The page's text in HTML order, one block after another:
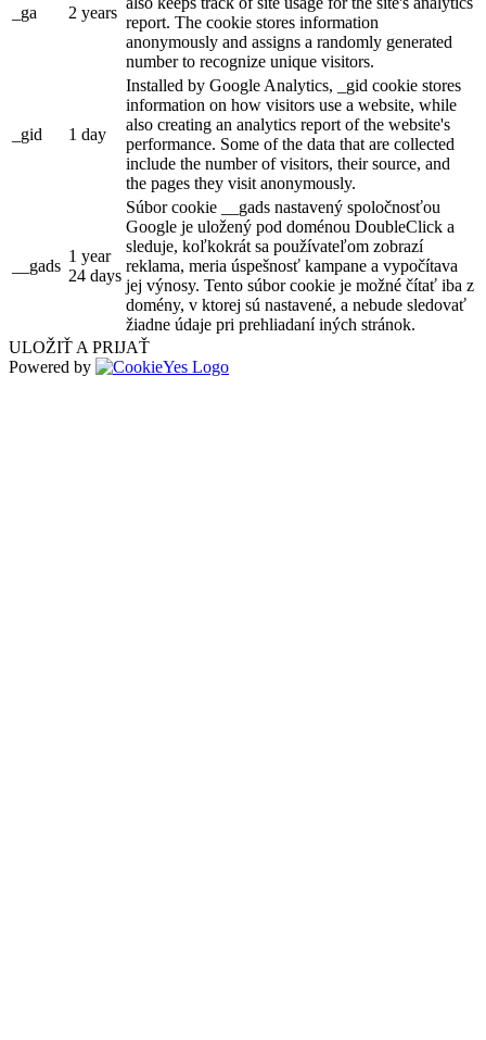
_ga 2 years
report. The cookie stores information
anonymously and assigns a randomly generated
number to recognize unique visitors.
_gid 1 day
Installed by Google Analytics, _gid cookie stores
information on how visitors use a website, while
also creating an analytics report of the website's
performance. Some of the data that are collected
include the number of visitors, their source, and
the pages they visit anonymously.
__gads
1 year
24 days
Súbor cookie __gads nastavený spoločnosťou
Google je uložený pod doménou DoubleClick a
sleduje, koľkokrát sa používateľom zobrazí
reklama, meria úspešnosť kampane a vypočítava
jej výnosy. Tento súbor cookie je možné čítať iba z
domény, v ktorej sú nastavené, a nebude sledovať
žiadne údaje pri prehliadaní iných stránok.
ULOŽIŤ A PRIJAŤ
Powered by